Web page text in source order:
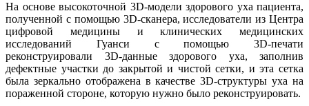
На основе высокоточной 3D-модели здорового уха пациента,
полученной с помощью 3D-сканера, исследователи из Центра
цифровой медицины и клинических медицинских
исследований Гуанси с помощью 3D-печати
реконструировали 3D-данные здорового уха, заполнив
дефектные участки до закрытой и чистой сетки, и эта сетка
была зеркально отображена в качестве 3D-структуры уха на
пораженной стороне, которую нужно было реконструировать.